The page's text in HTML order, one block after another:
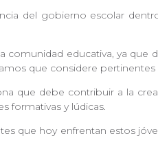
del gobierno escolar
comunidad educativa, ya
que considere
que debe contribuir a la
formativas y lúdicas.
que hoy enfrentan estos